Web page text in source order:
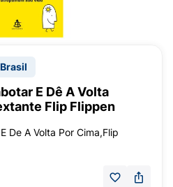
E Dê A Volta
Flip Flippen
De A Volta Por Cima,Flip